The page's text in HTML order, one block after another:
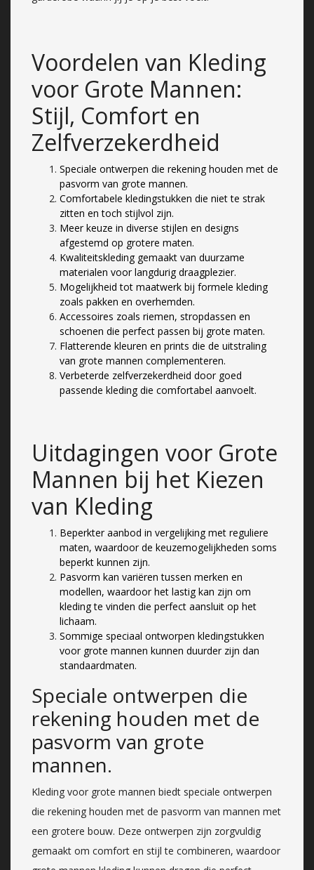
Voordelen van Kleding
voor Grote Mannen:
Stijl, Comfort en
Zelfverzekerdheid
Speciale ontwerpen die rekening houden met de
pasvorm van grote mannen.
Comfortabele kledingstukken die niet te strak
zitten en toch stijlvol zijn.
Meer keuze in diverse stijlen en designs
afgestemd op grotere maten.
Kwaliteitskleding gemaakt van duurzame
materialen voor langdurig draagplezier.
Mogelijkheid tot maatwerk bij formele kleding
zoals pakken en overhemden.
Accessoires zoals riemen, stropdassen en
schoenen die perfect passen bij grote maten.
Flatterende kleuren en prints die de uitstraling
van grote mannen complementeren.
Verbeterde zelfverzekerdheid door goed
passende kleding die comfortabel aanvoelt.
Uitdagingen voor Grote
Mannen bij het Kiezen
van Kleding
Beperkter aanbod in vergelijking met reguliere
maten, waardoor de keuzemogelijkheden soms
beperkt kunnen zijn.
Pasvorm kan variëren tussen merken en
modellen, waardoor het lastig kan zijn om
kleding te vinden die perfect aansluit op het
lichaam.
Sommige speciaal ontworpen kledingstukken
voor grote mannen kunnen duurder zijn dan
standaardmaten.
Speciale ontwerpen die
rekening houden met de
pasvorm van grote
mannen.
Kleding voor grote mannen biedt speciale ontwerpen
die rekening houden met de pasvorm van mannen met
een grotere bouw. Deze ontwerpen zijn zorgvuldig
gemaakt om comfort en stijl te combineren, waardoor